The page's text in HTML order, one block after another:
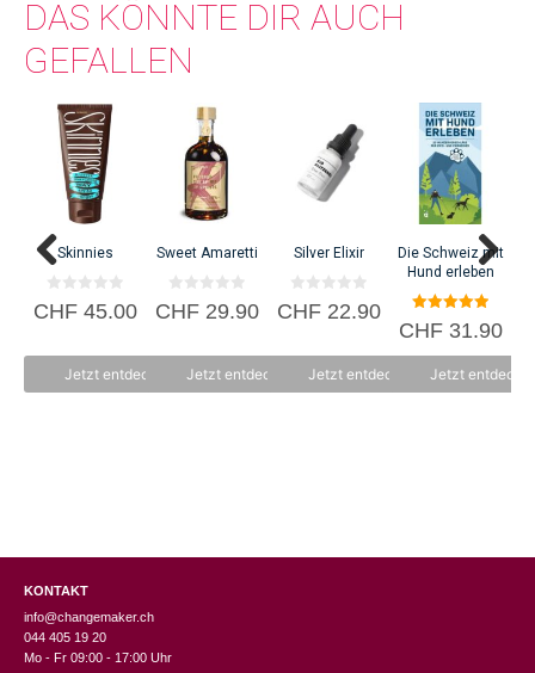
DAS KÖNNTE DIR AUCH
GEFALLEN
Skinnies
0
v
CHF45.00
Jetzt entdecken
Sweet Amaretti
0
v
CHF29.90
Jetzt entdecken
Silver Elixir
0
v
CHF22.90
Jetzt entdecken
Die Schweiz mit
Hund erleben
5.00
von 5
CHF31.90
Jetzt
KONTAKT
info@changemaker.ch
044 405 19 20
Mo - Fr 09:00 - 17:00 Uhr